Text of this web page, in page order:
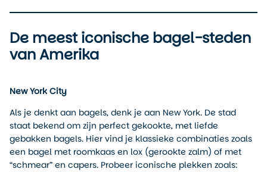
De meest iconische bagel-steden
van Amerika
New York City
Als je denkt aan bagels, denk je aan New York. De stad
staat bekend om zijn perfect gekookte, met liefde
gebakken bagels. Hier vind je klassieke combinaties zoals
een bagel met roomkaas en lox (gerookte zalm) of met
“schmear” en capers. Probeer iconische plekken zoals: